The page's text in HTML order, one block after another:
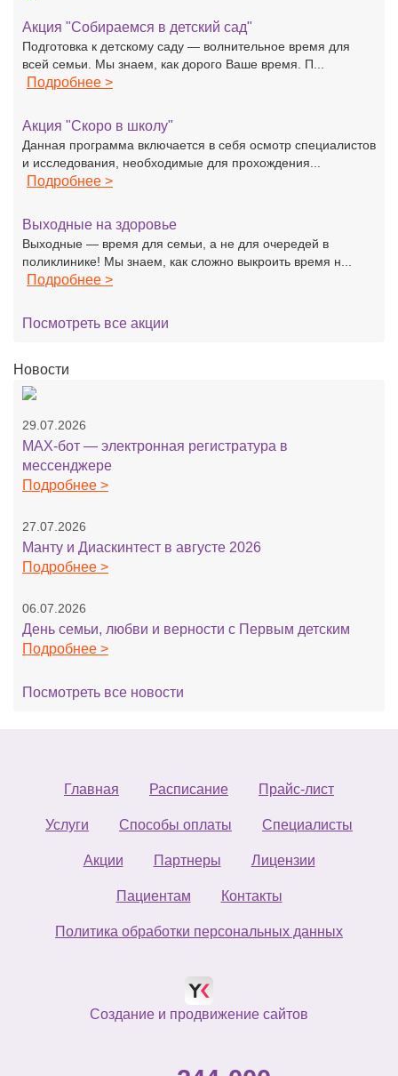
Акция "Собираемся в детский сад"
Подготовка к детскому саду — волнительное время для
всей семьи. Мы знаем, как дорого Ваше время. П...
Подробнее >
Акция "Скоро в школу"
Данная программа включается в себя осмотр специалистов
и исследования, необходимые для прохождения...
Подробнее >
Выходные на здоровье
Выходные — время для семьи, а не для очередей в
поликлинике! Мы знаем, как сложно выкроить время н...
Подробнее >
Посмотреть все акции
Новости
29.07.2026
MAX-бот — электронная регистратура в
мессенджере
Подробнее >
27.07.2026
Манту и Диаскинтест в августе 2026
Подробнее >
06.07.2026
День семьи, любви и верности с Первым детским
Подробнее >
Посмотреть все новости
Главная Расписание Прайс-лист
Услуги Способы оплаты Специалисты
Акции Партнеры Лицензии
Пациентам Контакты
Политика обработки персональных данных
Создание и продвижение сайтов